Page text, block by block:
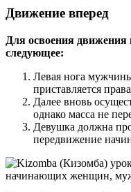
Движение вперед
Для освоения движения
следующее:
Левая нога
приставляется
Далее вновь
однако масса не
Девушка должна
передвижение